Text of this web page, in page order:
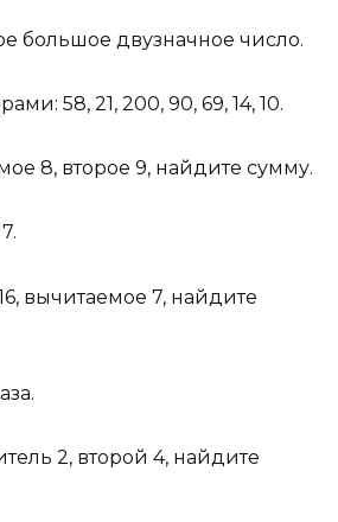
большое двузначное число.
58, 21, 200, 90, 69, 14, 10.
8, второе 9, найдите сумму.
вычитаемое 7, найдите
2, второй 4, найдите